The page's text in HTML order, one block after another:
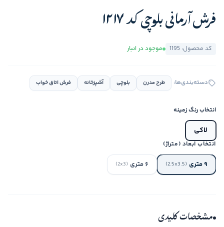
فرش آرمانی بلوچی کد 1217
کد محصول: 1195 موجود در انبار
دسته‌بندی‌ها: طرح مدرن بلوچی آشپزخانه فرش اتاق خواب
انتخاب رنگ زمینه
لاکی
انتخاب ابعاد (متراژ)
۹ متری (2.5x3.5) ۶ متری (2x3)
مشخصات کلیدی